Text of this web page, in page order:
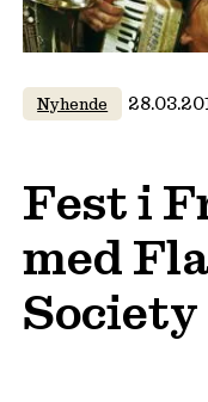
Nyhende
Fest i
med
Society